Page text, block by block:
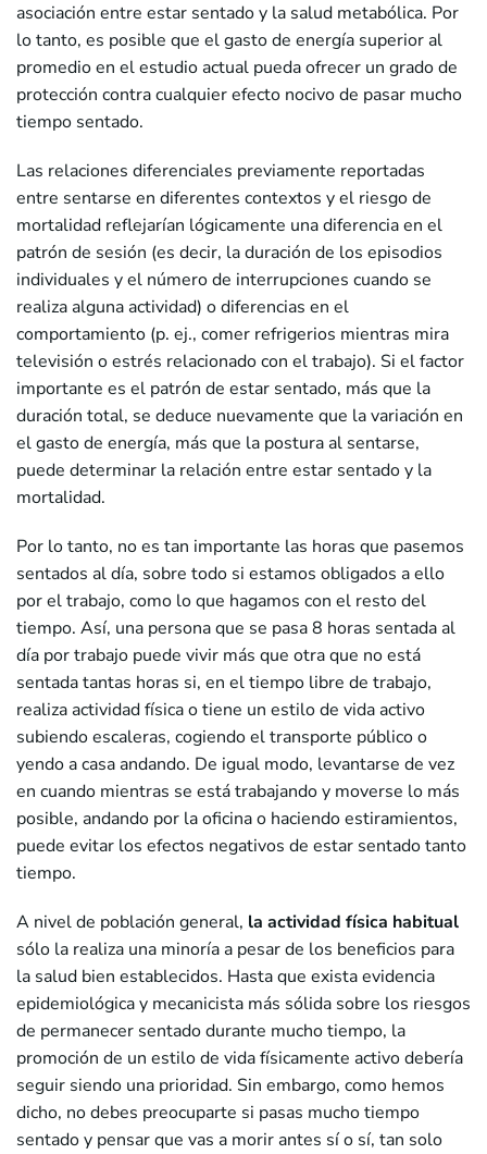
asociación entre estar sentado y la salud metabólica. Por
lo tanto, es posible que el gasto de energía superior al
promedio en el estudio actual pueda ofrecer un grado de
protección contra cualquier efecto nocivo de pasar mucho
tiempo sentado.
Las relaciones diferenciales previamente reportadas
entre sentarse en diferentes contextos y el riesgo de
mortalidad reflejarían lógicamente una diferencia en el
patrón de sesión (es decir, la duración de los episodios
individuales y el número de interrupciones cuando se
realiza alguna actividad) o diferencias en el
comportamiento (p. ej., comer refrigerios mientras mira
televisión o estrés relacionado con el trabajo). Si el factor
importante es el patrón de estar sentado, más que la
duración total, se deduce nuevamente que la variación en
el gasto de energía, más que la postura al sentarse,
puede determinar la relación entre estar sentado y la
mortalidad.
Por lo tanto, no es tan importante las horas que pasemos
sentados al día, sobre todo si estamos obligados a ello
por el trabajo, como lo que hagamos con el resto del
tiempo. Así, una persona que se pasa 8 horas sentada al
día por trabajo puede vivir más que otra que no está
sentada tantas horas si, en el tiempo libre de trabajo,
realiza actividad física o tiene un estilo de vida activo
subiendo escaleras, cogiendo el transporte público o
yendo a casa andando. De igual modo, levantarse de vez
en cuando mientras se está trabajando y moverse lo más
posible, andando por la oficina o haciendo estiramientos,
puede evitar los efectos negativos de estar sentado tanto
tiempo.
A nivel de población general, la actividad física habitual
sólo la realiza una minoría a pesar de los beneficios para
la salud bien establecidos. Hasta que exista evidencia
epidemiológica y mecanicista más sólida sobre los riesgos
de permanecer sentado durante mucho tiempo, la
promoción de un estilo de vida físicamente activo debería
seguir siendo una prioridad. Sin embargo, como hemos
dicho, no debes preocuparte si pasas mucho tiempo
sentado y pensar que vas a morir antes sí o sí, tan solo